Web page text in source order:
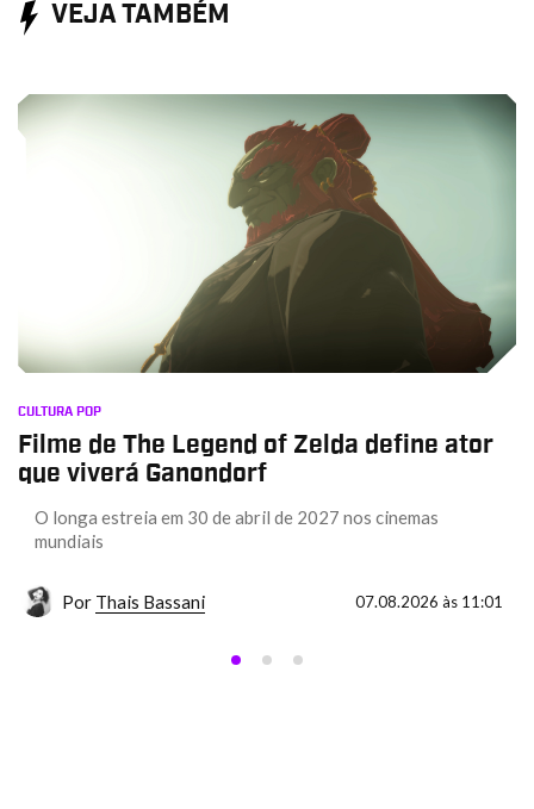
VEJA TAMBÉM
CULTURA POP
Filme de The Legend of Zelda define ator
que viverá Ganondorf
O longa estreia em 30 de abril de 2027 nos cinemas
mundiais
Por Thais Bassani 07.08.2026 às 11:01